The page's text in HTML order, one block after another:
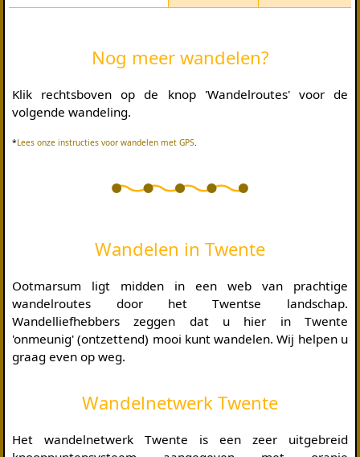
Nog meer wandelen?
Klik rechtsboven op de knop 'Wandelroutes' voor de
volgende wandeling.
*Lees onze instructies voor wandelen met GPS
Wandelen in Twente
Ootmarsum ligt midden in een web van prachtige
wandelroutes door het Twentse landschap.
Wandelliefhebbers zeggen dat u hier in Twente
'onmeunig' (ontzettend) mooi kunt wandelen. Wij helpen u
graag even op weg.
Wandelnetwerk Twente
Het wandelnetwerk Twente is een zeer uitgebreid